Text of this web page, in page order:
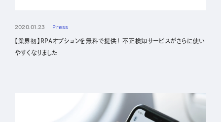
2020.01.23 Press
【業界初】RPAオプションを無料で提供！ 不正検知サービスがさらに使い
やすくなりました